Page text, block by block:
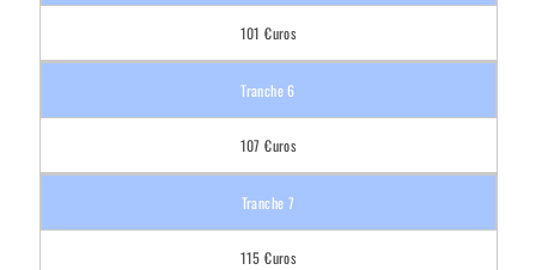
101 €uros
107 €uros
115 €uros